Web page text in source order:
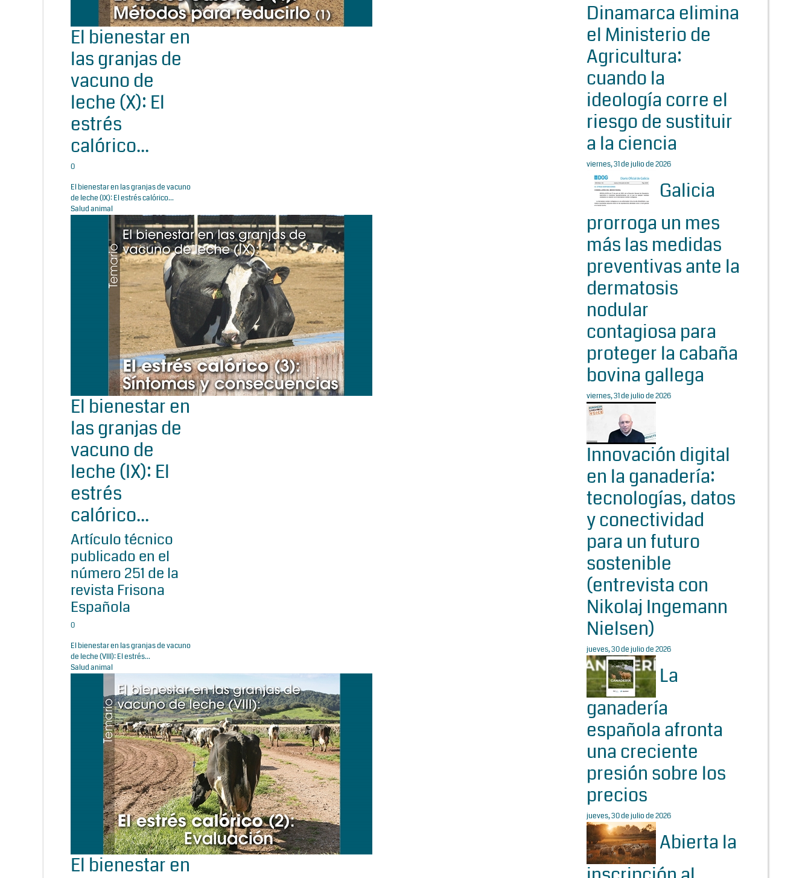
El bienestar en
las granjas de
vacuno de
leche (X): El
estrés
calórico...
0
El bienestar en las granjas de vacuno
de leche (IX): El estrés calórico...
Salud animal
El bienestar en
las granjas de
vacuno de
leche (IX): El
estrés
calórico...
Artículo técnico
publicado en el
número 251 de la
revista Frisona
Española
0
El bienestar en las granjas de vacuno
de leche (VIII): El estrés...
Salud animal
El bienestar en
Dinamarca elimina
el Ministerio de
Agricultura:
cuando la
ideología corre el
riesgo de sustituir
a la ciencia
viernes, 31 de julio de 2026
Galicia
prorroga un mes
más las medidas
preventivas ante la
dermatosis
nodular
contagiosa para
proteger la cabaña
bovina gallega
viernes, 31 de julio de 2026
Innovación digital
en la ganadería:
tecnologías, datos
y conectividad
para un futuro
sostenible
(entrevista con
Nikolaj Ingemann
Nielsen)
jueves, 30 de julio de 2026
La
ganadería
española afronta
una creciente
presión sobre los
precios
jueves, 30 de julio de 2026
Abierta la